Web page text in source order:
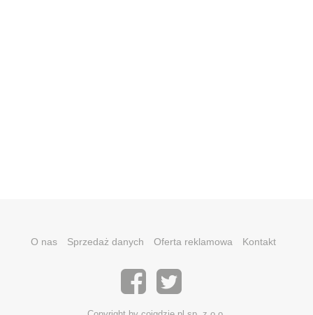
O nas Sprzedaż danych Oferta reklamowa Kontakt